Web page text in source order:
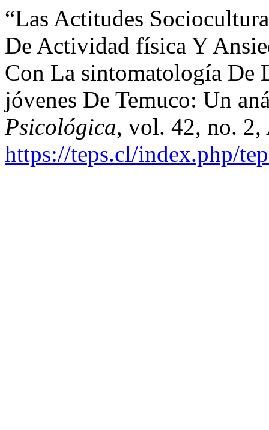
“Las Actitudes
De Actividad física Y
Con La sintomatología De
jóvenes De Temuco: Un
Psicológica, vol. 42, no. 2,
https://teps.cl/index.php/